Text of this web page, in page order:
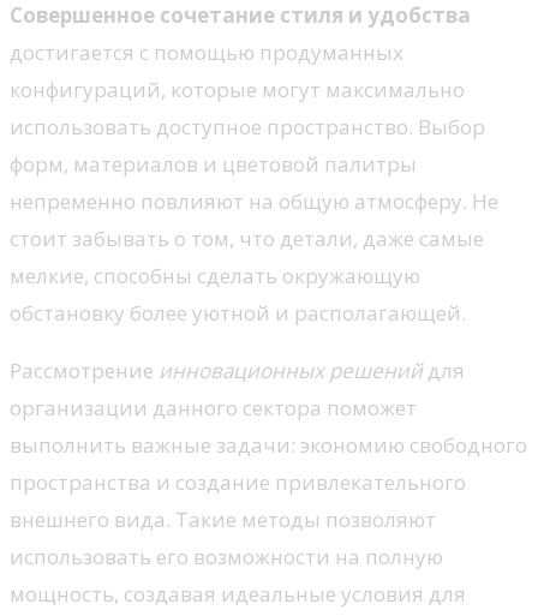
Совершенное сочетание стиля и удобства
достигается с помощью продуманных
конфигураций, которые могут максимально
использовать доступное пространство. Выбор
форм, материалов и цветовой палитры
непременно повлияют на общую атмосферу. Не
стоит забывать о том, что детали, даже самые
мелкие, способны сделать окружающую
обстановку более уютной и располагающей.
Рассмотрение инновационных решенийдля
организации данного сектора поможет
выполнить важные задачи: экономию свободного
пространства и создание привлекательного
внешнего вида. Такие методы позволяют
использовать его возможности на полную
мощность, создавая идеальные условия для